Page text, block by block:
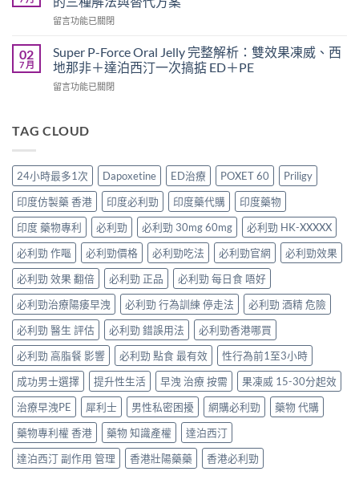
港
性
必
讀
安
與
療
效
評
估〉
中
士
一
吃
嗎？
師
解
用
條
件、
風
險
與
安
全
指
南〉
中
級
犀
士
全
析：
合
何
同
時
解
決
勃
起
功
能
障
礙
與
早
洩〉
中
在
利
士
20mg
太
顆
夠？
破
解
「劑
量
尷
尬」
的
三
種
解
法
與
替
代
方
案〉
中
留言功能已關閉
02
7 月
Super P-Force Oral Jelly 完整解析：雙效果凍威、西
地那非＋達泊西汀一次搞掂 ED＋PE
在
Force
完
整
解
析：
雙
效
果
凍
威、
西
地
那
非
＋
達
泊
西
汀
一
次
搞
掂
ED
留言功能已關閉
TAG CLOUD
24小時最多1次 Dapoxetine ED治療 POXET 60
Priligy
印度仿製藥 香港
印度必利勁 印度藥代購
印度藥物
印度 藥物專利
必利勁 必利勁 30mg 60mg
必利勁 HK-XXXXX
必利勁 作嘔
必利勁價格 必利勁吃法 必利勁官網
必利勁效果
必利勁 效果 翻倍
必利勁 正品
必利勁 每日食 唔好
必利勁治療陽痿早洩
必利勁 行為訓練 停走法
必利勁 酒精 危險
必利勁 醫生 評估
必利勁 錯誤用法
必利勁香港哪買
必利勁 高脂餐 影響
必利勁 點食 最有效
性行為前1至3小時
成功男士選擇
提升性生活 早洩 治療 按需
果凍威 15-30分起效
治療早洩PE
犀利士 男性私密困擾 網購必利勁
藥物 代購
藥物專利權 香港
藥物 知識產權
達泊西汀
達泊西汀 副作用 管理
香港壯陽藥藥 香港必利勁